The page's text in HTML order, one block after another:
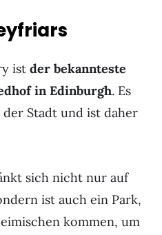
ist der bekannteste
in Edinburgh. Es
Stadt und ist daher
sich nicht nur auf
ist auch ein Park,
kommen, um